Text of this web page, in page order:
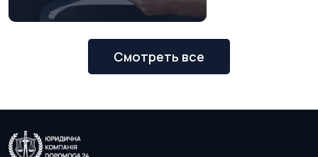
Смотреть все